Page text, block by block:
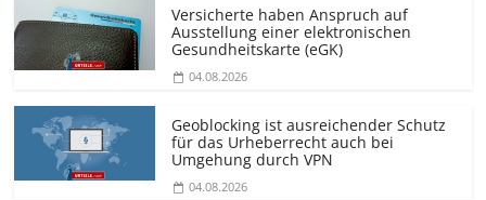
Versicherte haben Anspruch auf
Ausstellung einer elektronischen
Gesundheitskarte (eGK)
04.08.2026
Geoblocking ist ausreichender Schutz
für das Urheberrecht auch bei
Umgehung durch VPN
04.08.2026